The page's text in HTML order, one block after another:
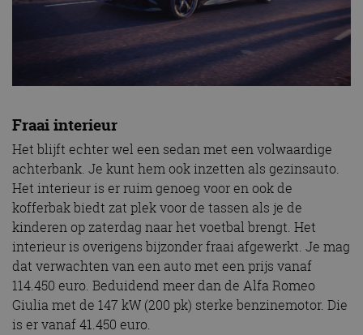
Fraai interieur
Het blijft echter wel een sedan met een volwaardige
achterbank. Je kunt hem ook inzetten als gezinsauto.
Het interieur is er ruim genoeg voor en ook de
kofferbak biedt zat plek voor de tassen als je de
kinderen op zaterdag naar het voetbal brengt. Het
interieur is overigens bijzonder fraai afgewerkt. Je mag
dat verwachten van een auto met een prijs vanaf
114.450 euro. Beduidend meer dan de Alfa Romeo
Giulia met de 147 kW (200 pk) sterke benzinemotor. Die
is er vanaf 41.450 euro.